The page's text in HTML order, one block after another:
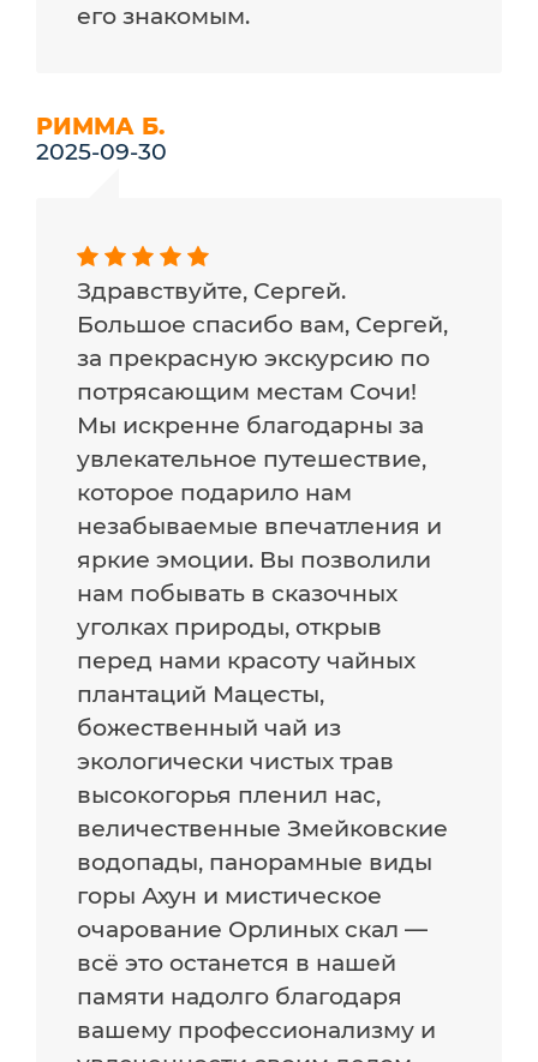
его знакомым.
РИММА Б.
2025-09-30
Здравствуйте, Сергей.
Большое спасибо вам, Сергей,
за прекрасную экскурсию по
потрясающим местам Сочи!
Мы искренне благодарны за
увлекательное путешествие,
которое подарило нам
незабываемые впечатления и
яркие эмоции. Вы позволили
нам побывать в сказочных
уголках природы, открыв
перед нами красоту чайных
плантаций Мацесты,
божественный чай из
экологически чистых трав
высокогорья пленил нас,
величественные Змейковские
водопады, панорамные виды
горы Ахун и мистическое
очарование Орлиных скал —
всё это останется в нашей
памяти надолго благодаря
вашему профессионализму и